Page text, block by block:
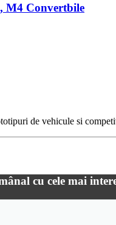
M4 Convertbile
de vehicule si
cu cele mai